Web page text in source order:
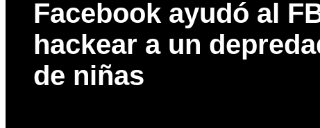
Facebook ayudó al
hackear a un
de niñas